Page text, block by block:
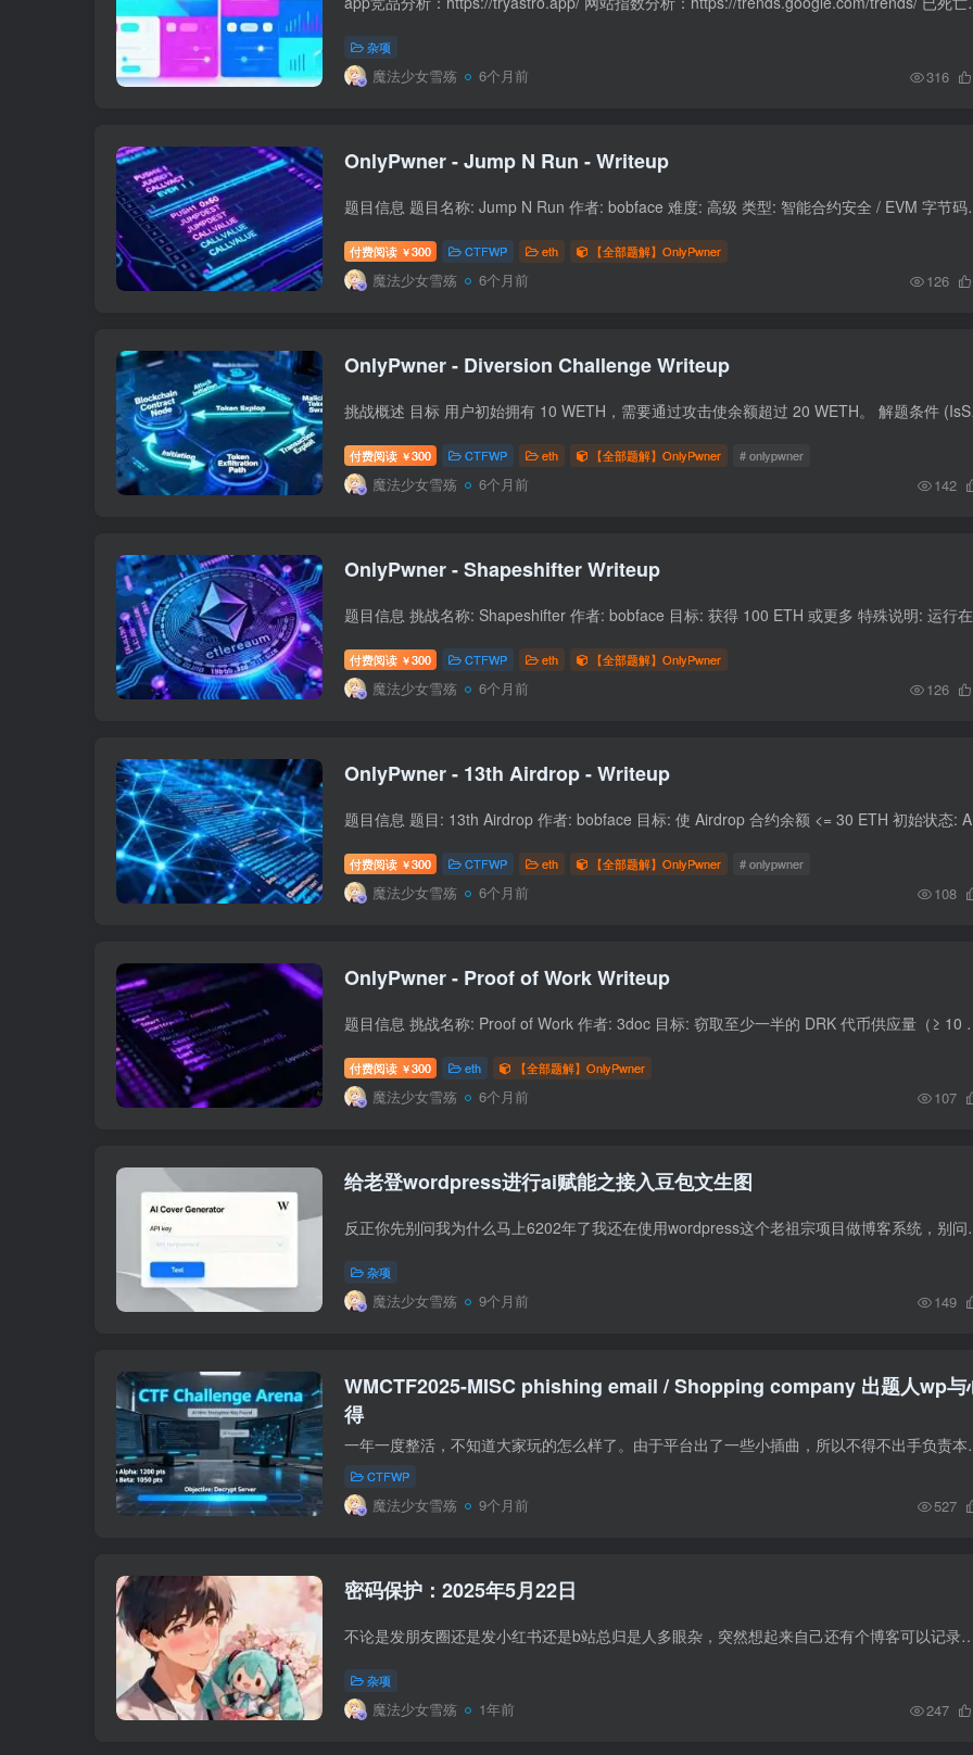
杂项
魔法少女雪殇 6个月前 316
OnlyPwner - Jump N Run - Writeup
题目信息 题目名称: Jump N Run 作
付费阅读 ￥300 CTFWP eth 【全部题解】OnlyPwner
魔法少女雪殇 6个月前 126
OnlyPwner - Diversion Challenge Writeup
付费阅读 ￥300 CTFWP eth 【全部题解】OnlyPwner # onlypwner
魔法少女雪殇 6个月前 142
OnlyPwner - Shapeshifter Writeup
付费阅读 ￥300 CTFWP eth 【全部题解】OnlyPwner
魔法少女雪殇 6个月前 126
OnlyPwner - 13th Airdrop - Writeup
付费阅读 ￥300 CTFWP eth 【全部题解】OnlyPwner # onlypwner
魔法少女雪殇 6个月前 108
OnlyPwner - Proof of Work Writeup
题目信息 挑战名称: Proof of Work 作者: 3doc
付费阅读 ￥300 eth 【全部题解】OnlyPwner
魔法少女雪殇 6个月前 107
给老登wordpress进行ai赋能之接入豆包文生图
反正你先别问我为什么马上6202年了我
杂项
魔法少女雪殇 9个月前 149
WMCTF2025-MISC phishing email / Shopping company 出题人wp与
得
一年一度整活，不知道大家玩的怎么样了
CTFWP
魔法少女雪殇 9个月前 527
密码保护：2025年5月22日
不论是发朋友圈还是发小红书还是b站总归是人多眼杂，突然想起来自己还有个博客可以记录一下。 近期即将离职，这也是我在百度度过最爽的一个月了，终于能够做到一些想要去做的事情。计划离职后去...
杂项
魔法少女雪殇 1年前 247